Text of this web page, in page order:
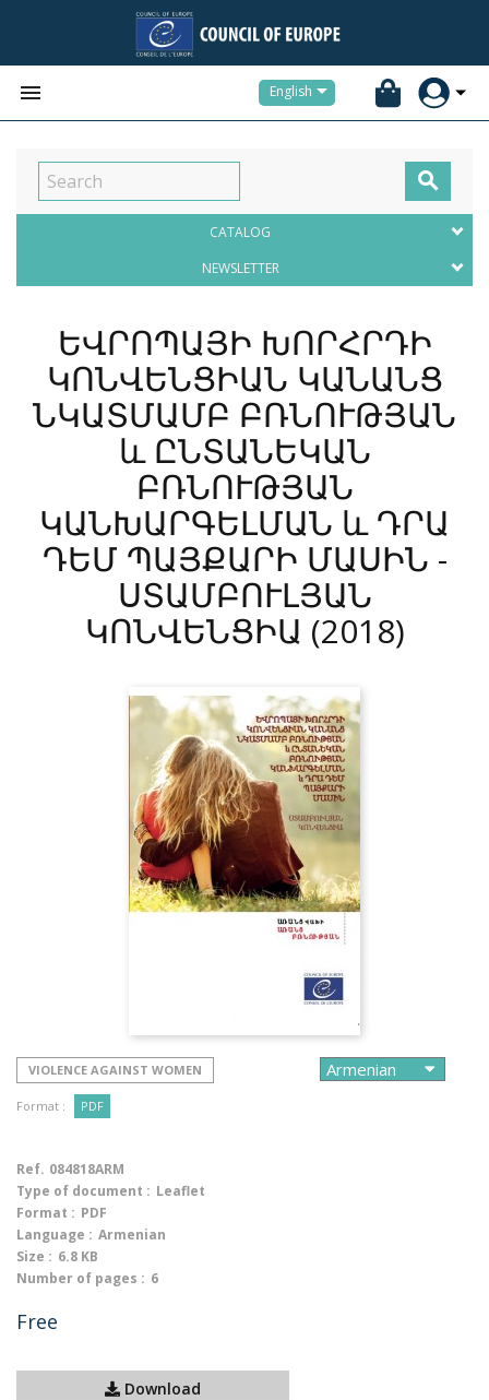
 English

CATALOG
NEWSLETTER
ԵՎՐՈՊԱՅԻ ԽՈՐՀՐԴԻ
ԿՈՆՎԵՆՑԻԱՆ ԿԱՆԱՆՑ
ՆԿԱՏՄԱՄԲ ԲՌՆՈՒԹՅԱՆ
և ԸՆՏԱՆԵԿԱՆ
ԲՌՆՈՒԹՅԱՆ
ԿԱՆԽԱՐԳԵԼՄԱՆ և ԴՐԱ
ԴԵՄ ՊԱՅՔԱՐԻ ՄԱՍԻՆ -
ՍՏԱՄԲՈՒԼՅԱՆ
ԿՈՆՎԵՆՑԻԱ (2018)
VIOLENCE AGAINST WOMEN
Format : PDF
Ref. 084818ARM
Type of document : Leaflet
Format : PDF
Language : Armenian
Size : 6.8 KB
Number of pages : 6
Free
Download